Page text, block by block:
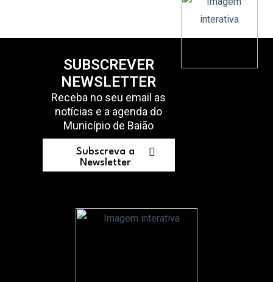
SUBSCREVER
NEWSLETTER
Receba no seu email as
notícias e a agenda do
Município de Baião
Subscreva a
Newsletter